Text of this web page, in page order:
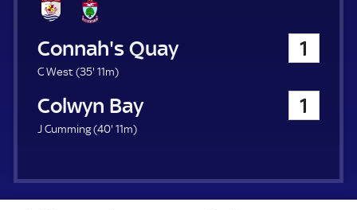
Gap Connah's Quay 1
C West (35'3
.
i
t
e
11m)
Colwyn Bay 1
J Cumming (40'411m)